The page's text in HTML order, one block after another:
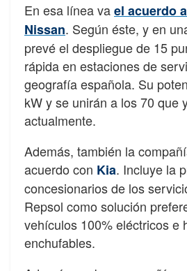
En esa línea vael acuerdo
Nissan. Según éste, y en
prevé el despliegue de 15
rápida en estaciones de
geografía española. Su
kW y se unirán a los 70 que
actualmente.
Además, también la
acuerdo con Kia. Incluye la
concesionarios de los
Repsol como solución
vehículos 100% eléctricos e
enchufables.